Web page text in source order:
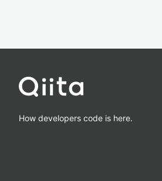
How developers code is here.